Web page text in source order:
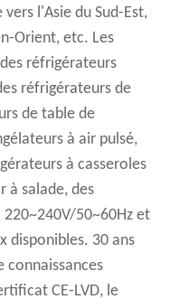
l'Asie du Sud-Est,
Orient, etc. Les
réfrigérateurs
réfrigérateurs de
de table de
à air pulsé,
à casseroles
à salade, des
50~60Hz et
disponibles. 30 ans
connaissances
CE-LVD, le